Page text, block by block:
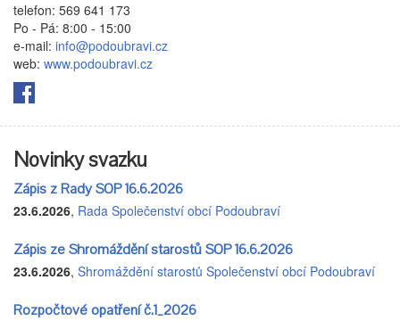
telefon: 569 641 173
Po - Pá: 8:00 - 15:00
e-mail: info@podoubravi.cz
web: www.podoubravi.cz
Novinky svazku
Zápis z Rady SOP 16.6.2026
23.6.2026, Rada Společenství obcí Podoubraví
Zápis ze Shromáždění starostů SOP 16.6.2026
23.6.2026, Shromáždění starostů Společenství obcí Podoubraví
Rozpočtové opatření č.1_2026